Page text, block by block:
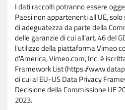
I dati raccolti potranno essere
Paesi non appartenenti all'UE,
di adeguatezza da parte della
delle garanzie di cui all'art. 46 del
l'utilizzo della piattaforma Vimeo
d'America, Vimeo.com, Inc. è
Framework List (https://
di cui al EU-US Data Privacy
Decisione della Commissione UE
2023.